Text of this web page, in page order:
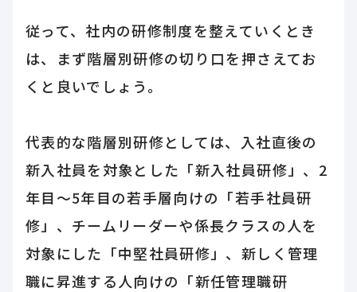
従って、社内の研修制度を整えていくとき
は、まず階層別研修の切り口を押さえてお
くと良いでしょう。
代表的な階層別研修としては、入社直後の
新入社員を対象とした「新入社員研修」、2
年目～5年目の若手層向けの「若手社員研
修」、チームリーダーや係長クラスの人を
対象にした「中堅社員研修」、新しく管理
職に昇進する人向けの「新任管理職研